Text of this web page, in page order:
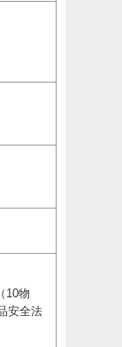
10物
安全法